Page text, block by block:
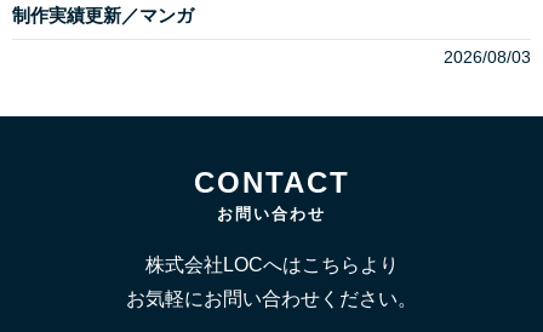
制作実績更新／マンガ
2026/08/03
CONTACT
お問い合わせ
株式会社LOCへはこちらより
お気軽にお問い合わせください。